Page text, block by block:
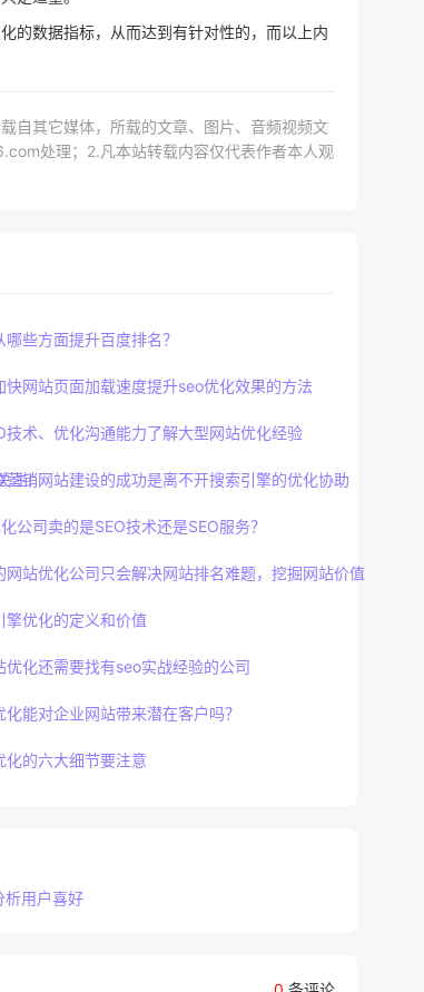
的数据指标，从而达到有针对性的，而以上内
自其它媒体，所载的文章、图片、音频视频文
处理；2.凡本站转载内容仅代表作者本人观
哪些方面提升百度排名？
快网站页面加载速度提升seo优化效果的方法
技术、优化沟通能力了解大型网站优化经验
注！
营销网站建设的成功是离不开搜索引擎的优化协助
公司卖的是SEO技术还是SEO服务？
网站优化公司只会解决网站排名难题，挖掘网站价值
擎优化的定义和价值
优化还需要找有seo实战经验的公司
化能对企业网站带来潜在客户吗？
化的六大细节要注意
析用户喜好